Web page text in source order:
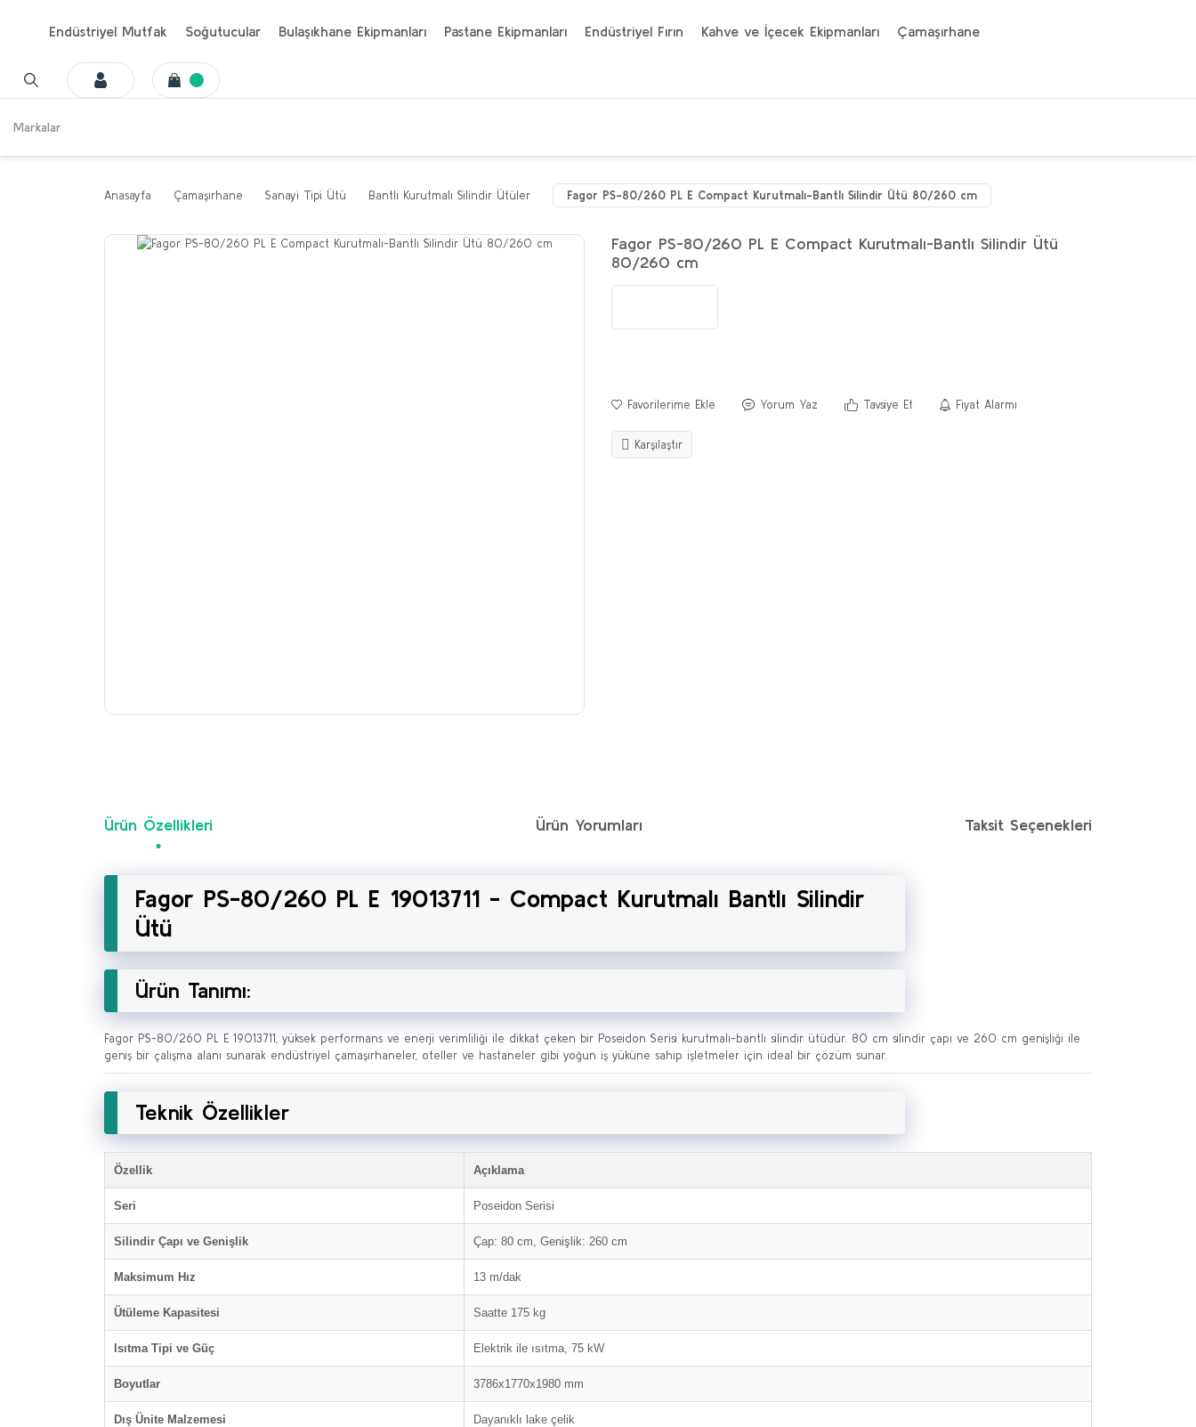
Endüstriyel Mutfak Soğutucular Bulaşıkhane Ekipmanları Pastane Ekipmanları Endüstriyel Fırın Kahve ve İçecek Ekipmanları Çamaşırhane
Markalar
Anasayfa Çamaşırhane Sanayi Tipi Ütü Bantlı Kurutmalı Silindir Ütüler Fagor PS-80/260 PL E Compact Kurutmalı-Bantlı Silindir Ütü 80/260 cm
Fagor PS-80/260 PL E Compact Kurutmalı-Bantlı Silindir Ütü
80/260 cm
Yorum Yaz Tavsiye Et Fiyat Alarmı
Karşılaştır
Ürün Özellikleri Ürün Yorumları Taksit Seçenekleri
Fagor PS-80/260 PL E 19013711 - Compact Kurutmalı Bantlı Silindir
Ütü
Ürün Tanımı:
Fagor PS-80/260 PL E 19013711, yüksek performans ve enerji verimliliği ile dikkat çeken bir Poseidon Serisi kurutmalı-bantlı silindir ütüdür. 80 cm silindir çapı ve 260 cm genişliği ile
geniş bir çalışma alanı sunarak endüstriyel çamaşırhaneler, oteller ve hastaneler gibi yoğun iş yüküne sahip işletmeler için ideal bir çözüm sunar.
Teknik Özellikler
Özellik Açıklama
Seri Poseidon Serisi
Silindir Çapı ve Genişlik Çap: 80 cm, Genişlik: 260 cm
Maksimum Hız 13 m/dak
Ütüleme Kapasitesi Saatte 175 kg
Isıtma Tipi ve Güç Elektrik ile ısıtma, 75 kW
Boyutlar 3786x1770x1980 mm
Dış Ünite Malzemesi Dayanıklı lake çelik